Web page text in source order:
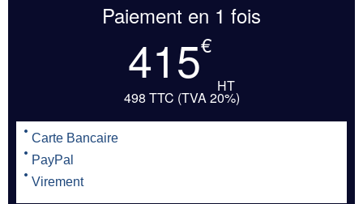
Paiement en 1 fois
415€
HT
498 TTC (TVA 20%)
Carte Bancaire
PayPal
Virement